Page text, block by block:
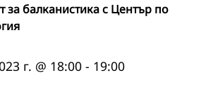
за балканистика с Център по
г. @ 18:00 - 19:00